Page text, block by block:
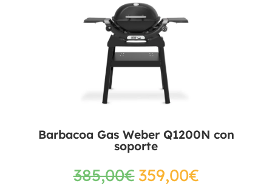
Barbacoa Gas Weber Q1200N con
soporte
385,00€359,00€